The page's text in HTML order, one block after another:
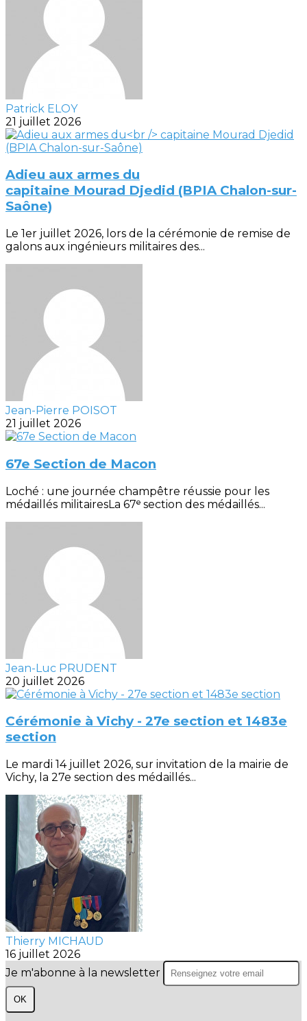
Patrick ELOY
21 juillet 2026
Adieu aux armes du
capitaine Mourad Djedid (BPIA Chalon-sur-
Saône)
Le 1er juillet 2026, lors de la cérémonie de remise de
galons aux ingénieurs militaires des...
Jean-Pierre POISOT
21 juillet 2026
67e Section de Macon
Loché : une journée champêtre réussie pour les
médaillés militairesLa 67ᵉ section des médaillés...
Jean-Luc PRUDENT
20 juillet 2026
Cérémonie à Vichy - 27e section et 1483e
section
Le mardi 14 juillet 2026, sur invitation de la mairie de
Vichy, la 27e section des médaillés...
Thierry MICHAUD
16 juillet 2026
Je m'abonne à la newsletter
OK